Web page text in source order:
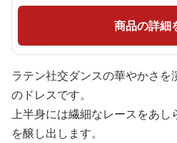
商品の詳細
ラテン社交ダンスの華やかさ
のドレスです。
上半身には繊細なレースをあ
を醸し出します。